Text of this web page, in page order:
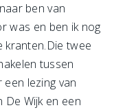
ben van
was en ben ik nog
kranten.Die twee
tussen
lezing van
Wijk en een